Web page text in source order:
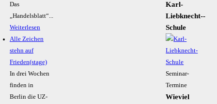
Das
„Handelsblatt“...
Weiterlesen
Alle Zeichen
stehn auf
Frieden(stage)
In drei Wochen
finden in
Berlin die UZ-
Karl-
Liebknecht-­
Schule
Seminar-
Termine
Wieviel